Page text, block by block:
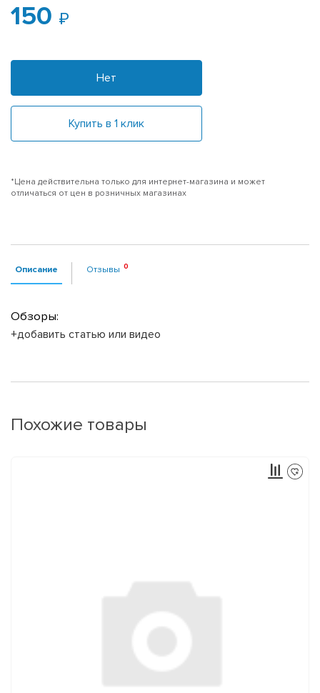
150
Нет
Купить в 1 клик
*Цена действительна только для интернет-магазина и может
отличаться от цен в розничных магазинах
Описание Отзывы
Обзоры:
+добавить статью или видео
Похожие товары